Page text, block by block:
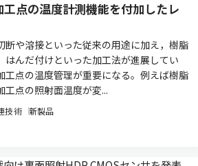
点の温度計測機能を付加したレ
断や溶接といった従来の用途に加え，樹脂
はんだ付けといった加工法が進展してい
工点の温度管理が重要になる。例えば樹脂
工点の照射面温度が変...
技術 新製品